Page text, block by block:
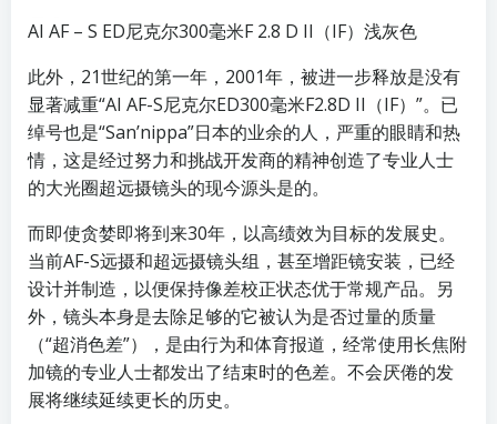
AI AF – S ED尼克尔300毫米F 2.8 D II（IF）浅灰色
此外，21世纪的第一年，2001年，被进一步释放是没有
显著减重“AI AF-S尼克尔ED300毫米F2.8D II（IF）”。已
绰号也是“San’nippa”日本的业余的人，严重的眼睛和热
情，这是经过努力和挑战开发商的精神创造了专业人士
的大光圈超远摄镜头的现今源头是的。
而即使贪婪即将到来30年，以高绩效为目标的发展史。
当前AF-S远摄和超远摄镜头组，甚至增距镜安装，已经
设计并制造，以便保持像差校正状态优于常规产品。另
外，镜头本身是去除足够的它被认为是否过量的质量
（“超消色差”），是由行为和体育报道，经常使用长焦附
加镜的专业人士都发出了结束时的色差。不会厌倦的发
展将继续延续更长的历史。